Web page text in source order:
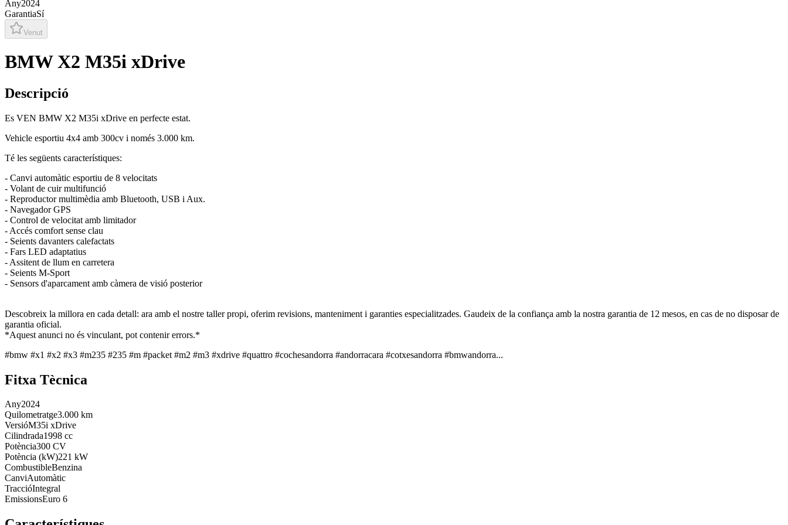
Any2024
GarantiaSí
Venut
BMW X2 M35i xDrive
Descripció
Es VEN BMW X2 M35i xDrive en perfecte estat.
Vehicle esportiu 4x4 amb 300cv i només 3.000 km.
Té les següents característiques:
- Canvi automàtic esportiu de 8 velocitats
- Volant de cuir multifunció
- Reproductor multimèdia amb Bluetooth, USB i Aux.
- Navegador GPS
- Control de velocitat amb limitador
- Accés comfort sense clau
- Seients davanters calefactats
- Fars LED adaptatius
- Assitent de llum en carretera
- Seients M-Sport
- Sensors d'aparcament amb càmera de visió posterior
Descobreix la millora en cada detall: ara amb el nostre taller propi, oferim revisions, manteniment i garanties especialitzades. Gaudeix de la confiança amb la nostra garantia de 12 mesos, en cas de no disposar de
garantia oficial.
*Aquest anunci no és vinculant, pot contenir errors.*
#bmw #x1 #x2 #x3 #m235 #235 #m #packet #m2 #m3 #xdrive #quattro #cochesandorra #andorracara #cotxesandorra #bmwandorra...
Fitxa Tècnica
Any2024
Quilometratge3.000 km
VersióM35i xDrive
Cilindrada1998 cc
Potència300 CV
Potència (kW)221 kW
CombustibleBenzina
CanviAutomàtic
TraccióIntegral
EmissionsEuro 6